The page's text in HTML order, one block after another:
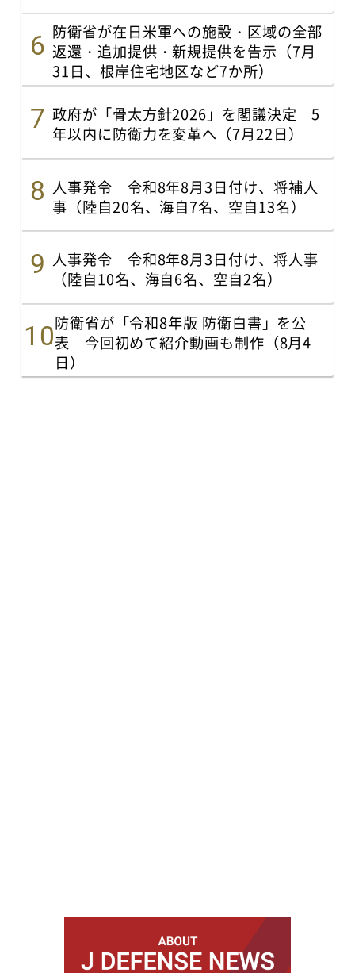
防衛省が在日米軍への施設・区域の全部
返還・追加提供・新規提供を告示（7月
31日、根岸住宅地区など7か所）
政府が「骨太方針2026」を閣議決定 5
年以内に防衛力を変革へ（7月22日）
人事発令 令和8年8月3日付け、将補人
事（陸自20名、海自7名、空自13名）
人事発令 令和8年8月3日付け、将人事
（陸自10名、海自6名、空自2名）
防衛省が「令和8年版 防衛白書」を公
表 今回初めて紹介動画も制作（8月4
日）